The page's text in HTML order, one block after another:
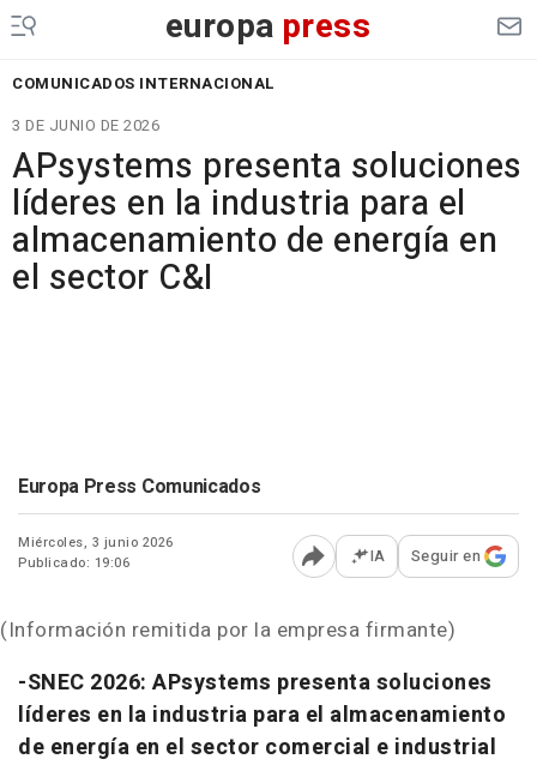
europa press
COMUNICADOS INTERNACIONAL
3 DE JUNIO DE 2026
APsystems presenta soluciones
líderes en la industria para el
almacenamiento de energía en
el sector C&I
Europa Press Comunicados
Miércoles, 3 junio 2026
Publicado: 19:06
Abrir opciones para
IA Seguir en
(Información remitida por la empresa firmante)
-SNEC 2026: APsystems presenta soluciones
líderes en la industria para el almacenamiento
de energía en el sector comercial e industrial